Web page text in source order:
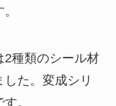
2種類のシール材
た。変成シリ
。